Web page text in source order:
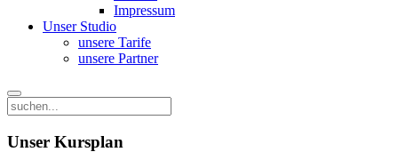
Impressum
Unser Studio
unsere Tarife
unsere Partner
Unser Kursplan